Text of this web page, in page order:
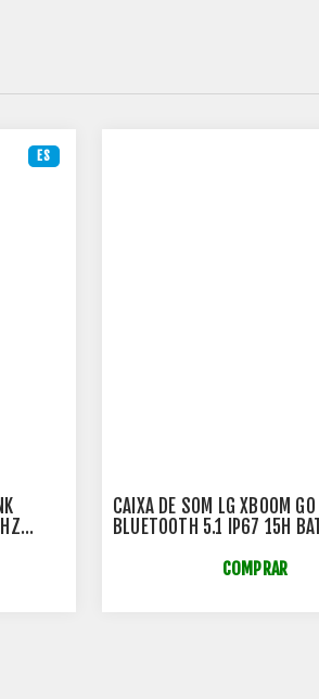
ES
CAIXA DE SOM LG XBOOM
BLUETOOTH 5.1 IP67 15H
COMPRAR